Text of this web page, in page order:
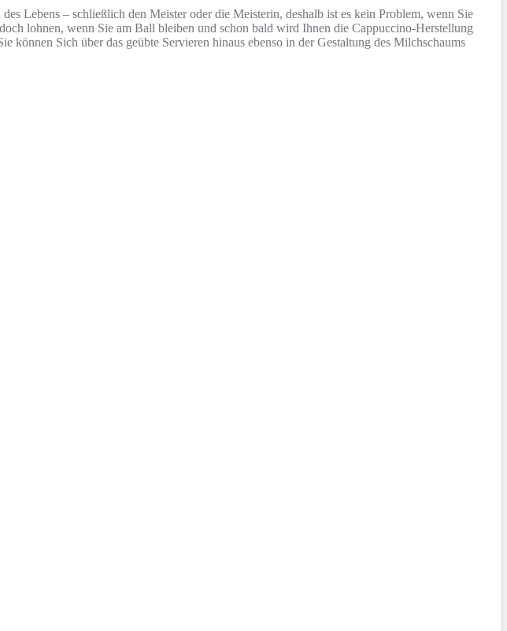
Lebens – schließlich den Meister oder die Meisterin, deshalb ist es kein Problem, wenn Sie
lohnen, wenn Sie am Ball bleiben und schon bald wird Ihnen die Cappuccino-Herstellung
Sich über das geübte Servieren hinaus ebenso in der Gestaltung des Milchschaums